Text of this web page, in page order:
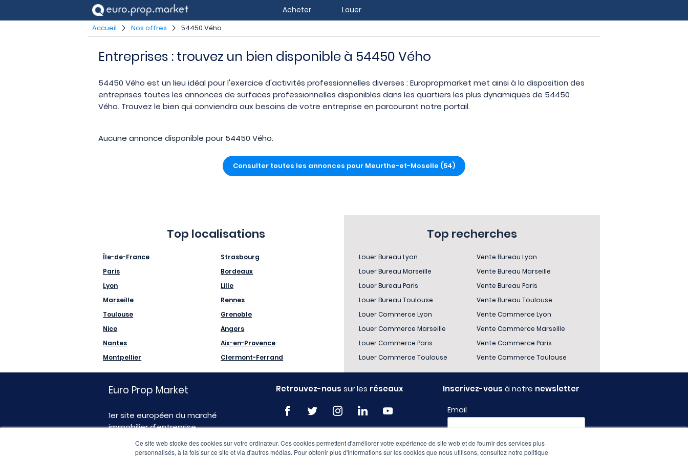
Ce site web stocke des cookies sur votre ordinateur. Ces cookies permettent d'améliorer votre expérience de site web et de fournir des services plus
personnalisés, à la fois sur ce site et via d'autres médias. Pour obtenir plus d'informations sur les cookies que nous utilisons, consultez notre politique
Acheter Louer
Accueil Nos offres 54450 Vého
Entreprises : trouvez un bien disponible à 54450 Vého
54450 Vého est un lieu idéal pour l'exercice d'activités professionnelles diverses : Europropmarket met ainsi à la disposition des
entreprises toutes les annonces de surfaces professionnelles disponibles dans les quartiers les plus dynamiques de 54450
Vého. Trouvez le bien qui conviendra aux besoins de votre entreprise en parcourant notre portail.
Aucune annonce disponible pour 54450 Vého.
Consulter toutes les annonces pour Meurthe-et-Moselle (54)
Top localisations
Île-de-France
Paris
Lyon
Marseille
Toulouse
Nice
Nantes
Montpellier
Strasbourg
Bordeaux
Lille
Rennes
Grenoble
Angers
Aix-en-Provence
Clermont-Ferrand
Top recherches
Louer Bureau Lyon
Louer Bureau Marseille
Louer Bureau Paris
Louer Bureau Toulouse
Louer Commerce Lyon
Louer Commerce Marseille
Louer Commerce Paris
Louer Commerce Toulouse
Vente Bureau Lyon
Vente Bureau Marseille
Vente Bureau Paris
Vente Bureau Toulouse
Vente Commerce Lyon
Vente Commerce Marseille
Vente Commerce Paris
Vente Commerce Toulouse
Euro Prop Market
1er site européen du marché
immobilier d'entreprise
Retrouvez-nous sur les réseaux Inscrivez-vous à notre newsletter
Email
Profil